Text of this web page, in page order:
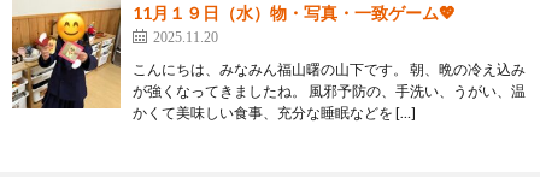
11月１９日（水）物・写真・一致ゲーム💖
2025.11.20
こんにちは、みなみん福山曙の山下です。 朝、晩の冷え込み
が強くなってきましたね。 風邪予防の、手洗い、うがい、温
かくて美味しい食事、充分な睡眠などを […]